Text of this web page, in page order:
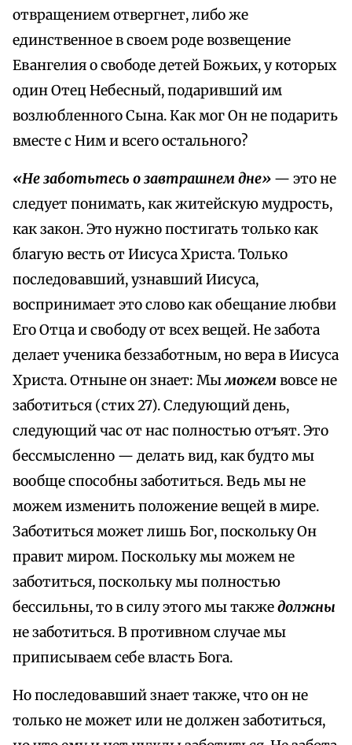
отвращением отвергнет, либо же
единственное в своем роде возвещение
Евангелия о свободе детей Божьих, у которых
один Отец Небесный, подаривший им
возлюбленного Сына. Как мог Он не подарить
вместе с Ним и всего остального?
«Не заботьтесь о завтрашнем дне» — это не
следует понимать, как житейскую мудрость,
как закон. Это нужно постигать только как
благую весть от Иисуса Христа. Только
последовавший, узнавший Иисуса,
воспринимает это слово как обещание любви
Его Отца и свободу от всех вещей. Не забота
делает ученика беззаботным, но вера в Иисуса
Христа. Отныне он знает: Мыможемвовсе не
заботиться (стих 27). Следующий день,
следующий час от нас полностью отъят. Это
бессмысленно — делать вид, как будто мы
вообще способны заботиться. Ведь мы не
можем изменить положение вещей в мире.
Заботиться может лишь Бог, поскольку Он
правит миром. Поскольку мы можем не
заботиться, поскольку мы полностью
бессильны, то в силу этого мы такжедолжны
не заботиться. В противном случае мы
приписываем себе власть Бога.
Но последовавший знает также, что он не
только не может или не должен заботиться,